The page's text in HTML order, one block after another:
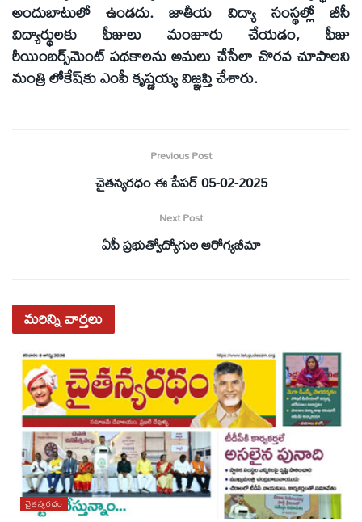
అందుబాటులో ఉండదు. జాతీయ విద్యా సంస్థల్లో బీసీ
విద్యార్థులకు ఫీజులు మంజూరు చేయడం, ఫీజు
రీయింబర్స్‌మెంట్‌ పథకాలను అమలు చేసేలా చొరవ చూపాలని
మంత్రి లోకేష్‌కు ఎంపీ కృష్ణయ్య విజ్ఞప్తి చేశారు.
Previous Post
చైతన్యరధం ఈ పేపర్ 05-02-2025
Next Post
ఏపీ ప్రభుత్వోద్యోగుల ఆరోగ్యబీమా
మరిన్నివార్తలు
చైతన్యరధం